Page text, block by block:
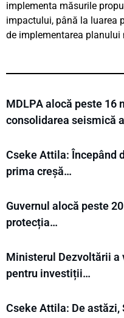
implementa măsurile
impactului, până la luarea
de implementarea planului
MDLPA alocă peste 16
consolidarea seismică
Cseke Attila: Începând
prima creșă…
Guvernul alocă peste
protecția…
Ministerul Dezvoltării a
pentru investiții…
Cseke Attila: De